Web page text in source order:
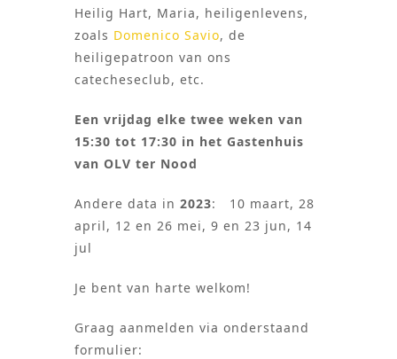
Heilig Hart, Maria, heiligenlevens,
zoals Domenico Savio, de
heiligepatroon van ons
catecheseclub, etc.
Een vrijdag elke twee weken van
15:30 tot 17:30 in het Gastenhuis
van OLV ter Nood
Andere data in 2023: 10 maart, 28
april, 12 en 26 mei, 9 en 23 jun, 14
jul
Je bent van harte welkom!
Graag aanmelden via onderstaand
formulier: